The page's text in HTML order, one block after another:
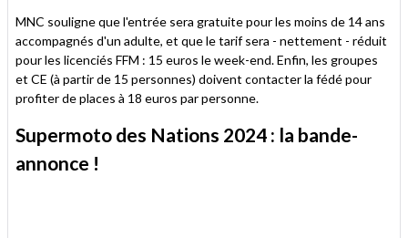
MNC souligne que l'entrée sera gratuite pour les moins de 14 ans
accompagnés d'un adulte, et que le tarif sera - nettement - réduit
pour les licenciés FFM : 15 euros le week-end. Enfin, les groupes
et CE (à partir de 15 personnes) doivent contacter la fédé pour
profiter de places à 18 euros par personne.
Supermoto des Nations 2024 : la bande-
annonce !